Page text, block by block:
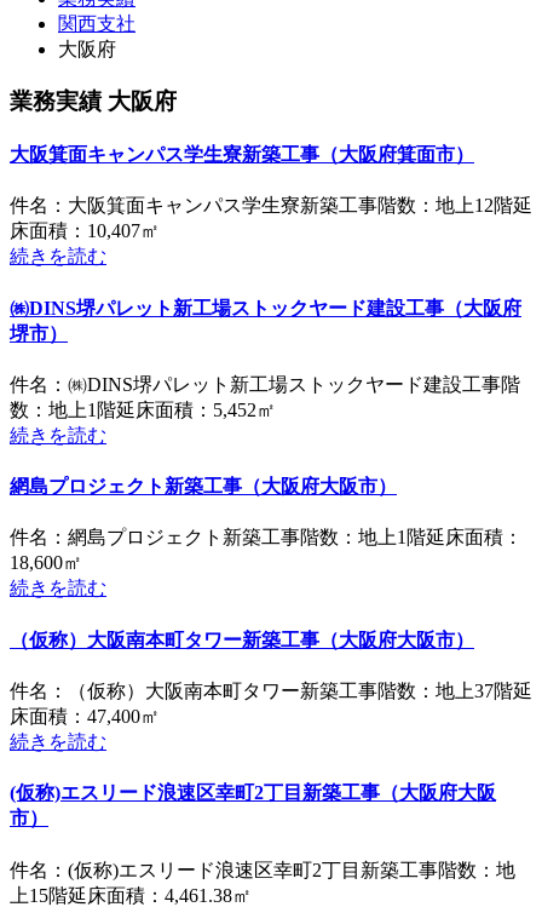
関西支社
大阪府
業務実績 大阪府
大阪箕面キャンパス学生寮新築工事（大阪府箕面市）
件名：大阪箕面キャンパス学生寮新築工事階数：地上12階延
床面積：10,407㎡
続きを読む
㈱DINS堺パレット新工場ストックヤード建設工事（大阪府
堺市）
件名：㈱DINS堺パレット新工場ストックヤード建設工事階
数：地上1階延床面積：5,452㎡
続きを読む
網島プロジェクト新築工事（大阪府大阪市）
件名：網島プロジェクト新築工事階数：地上1階延床面積：
18,600㎡
続きを読む
（仮称）大阪南本町タワー新築工事（大阪府大阪市）
件名：（仮称）大阪南本町タワー新築工事階数：地上37階延
床面積：47,400㎡
続きを読む
(仮称)エスリード浪速区幸町2丁目新築工事（大阪府大阪
市）
件名：(仮称)エスリード浪速区幸町2丁目新築工事階数：地
上15階延床面積：4,461.38㎡